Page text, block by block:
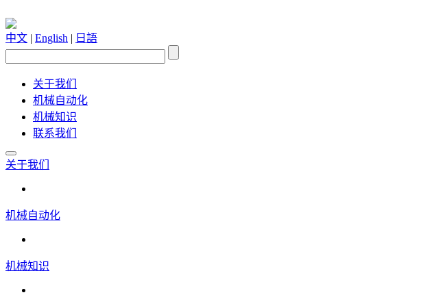
中文 | English | 日語
关于我们
机械自动化
机械知识
联系我们
关于我们
机械自动化
机械知识